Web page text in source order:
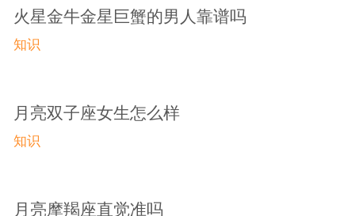
火星金牛金星巨蟹的男人靠谱吗
知识
月亮双子座女生怎么样
知识
月亮摩羯座直觉准吗